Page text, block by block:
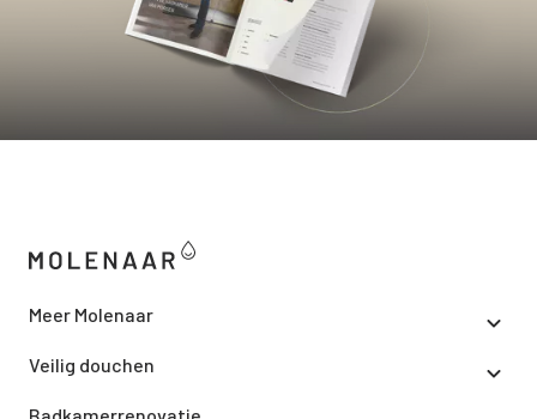
Meer Molenaar
Veilig douchen